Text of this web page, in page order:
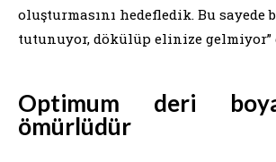
oluşturmasını hedefledik. Bu sayede
tutunuyor, dökülüp elinize gelmiyor”
Optimum deri
ömürlüdür